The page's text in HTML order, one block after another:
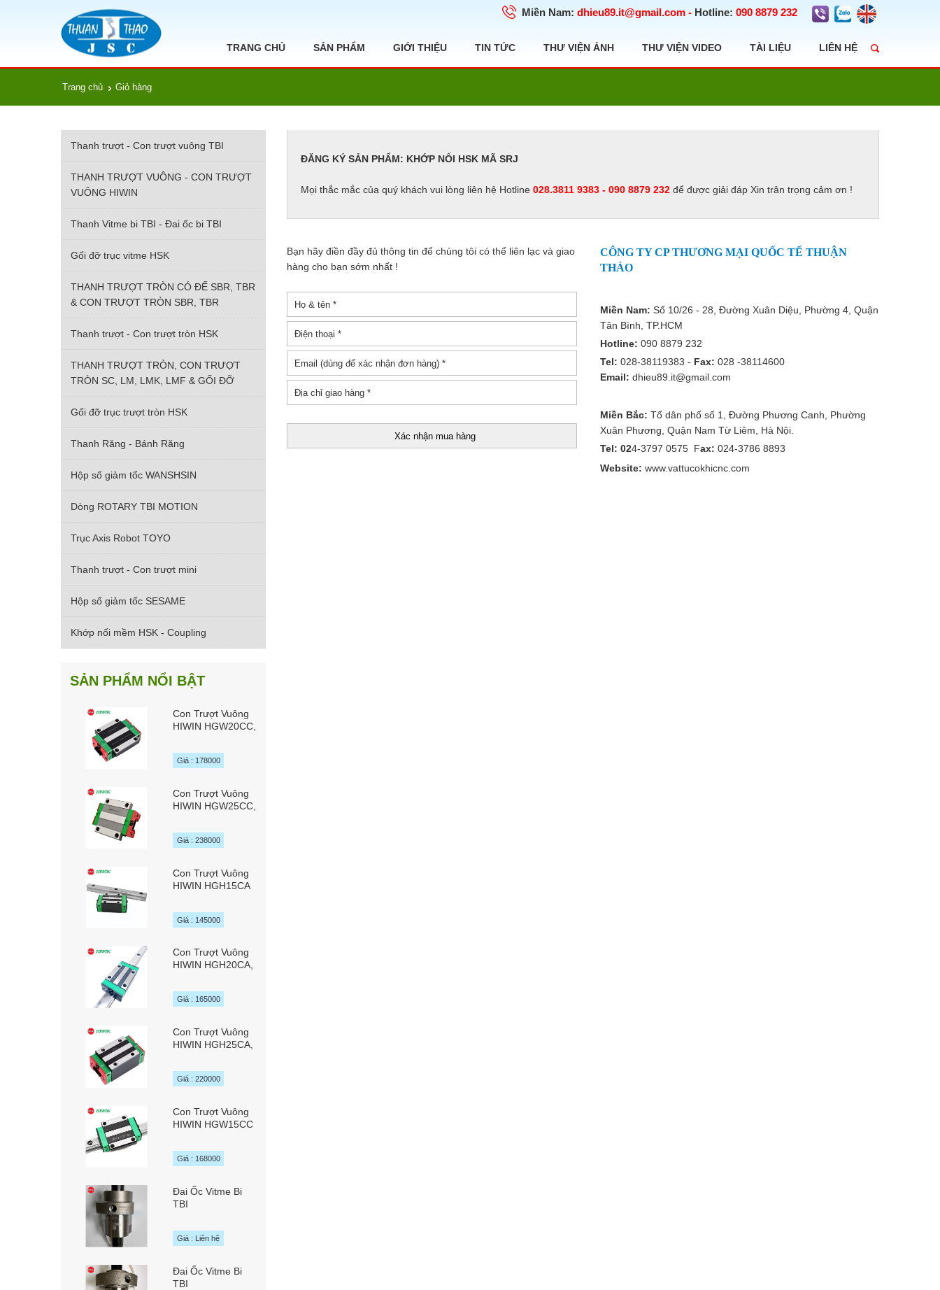
Miền Nam: dhieu89.it@gmail.com - Hotline: 090 8879 232
TRANG CHỦ SẢN PHẨM GIỚI THIỆU TIN TỨC THƯ VIỆN ẢNH THƯ VIỆN VIDEO TÀI LIỆU LIÊN HỆ
Trang chủ Giỏ hàng
Thanh trượt - Con trượt vuông TBI
THANH TRƯỢT VUÔNG - CON TRƯỢT
VUÔNG HIWIN
Thanh Vitme bi TBI - Đai ốc bi TBI
Gối đỡ trục vitme HSK
THANH TRƯỢT TRÒN CÓ ĐẾ SBR, TBR
& CON TRƯỢT TRÒN SBR, TBR
Thanh trượt - Con trượt tròn HSK
THANH TRƯỢT TRÒN, CON TRƯỢT
TRÒN SC, LM, LMK, LMF & GỐI ĐỠ
Gối đỡ trục trượt tròn HSK
Thanh Răng - Bánh Răng
Hộp số giảm tốc WANSHSIN
Dòng ROTARY TBI MOTION
Trục Axis Robot TOYO
Thanh trượt - Con trượt mini
Hộp số giảm tốc SESAME
Khớp nối mềm HSK - Coupling
SẢN PHẨM NỔI BẬT
Con Trượt Vuông
HIWIN HGW20CC,
HGW20SC
Giá : 178000
Con Trượt Vuông
HIWIN HGW25CC,
HGW25SC
Giá : 238000
Con Trượt Vuông
HIWIN HGH15CA
Giá : 145000
Con Trượt Vuông
HIWIN HGH20CA,
HGH20HA
Giá : 165000
Con Trượt Vuông
HIWIN HGH25CA,
Giá : 220000
Con Trượt Vuông
HIWIN HGW15CC
Giá : 168000
Đai Ốc Vitme Bi
TBI
/ SFYR01616A2D
chính hãng TBI
Giá : Liên hệ
Đai Ốc Vitme Bi
TBI
ĐĂNG KÝ SẢN PHẨM: KHỚP NỐI HSK MÃ SRJ
Mọi thắc mắc của quý khách vui lòng liên hệ Hotline 028.3811 9383 - 090 8879 232để được giải đáp Xin trân trọng cảm ơn !
Bạn hãy điền đầy đủ thông tin để chúng tôi có thể liên lạc và giao
hàng cho bạn sớm nhất !
CÔNG TY CP THƯƠNG MẠI QUỐC TẾ THUẬN
THẢO
Miền Nam: Số 10/26 - 28, Đường Xuân Diệu, Phường 4, Quận
Tân Bình, TP.HCM
Hotline: 090 8879 232
Tel: 028-38119383 - Fax: 028 -38114600
Email: dhieu89.it@gmail.com
Miền Bắc: Tổ dân phố số 1, Đường Phương Canh, Phường
Xuân Phương, Quận Nam Từ Liêm, Hà Nội.
Tel: 024-3797 0575 Fax: 024-3786 8893
Website: www.vattucokhicnc.com